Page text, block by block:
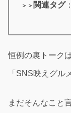
＞＞ 関連タグ：
恒例の裏トーク
「SNS映えグル
まだそんなこと